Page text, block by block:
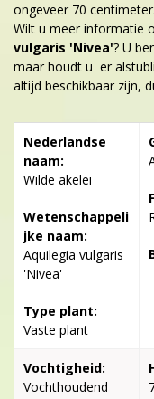
ongeveer 70
Wilt u meer informatie
vulgaris 'Nivea'? U
maar houdt u er
altijd beschikbaar zijn,
Nederlandse
naam:
Wilde akelei
Wetenschappeli
jke naam:
Aquilegia vulgaris
'Nivea'
Type plant:
Vaste plant
Vochtigheid:
Vochthoudend